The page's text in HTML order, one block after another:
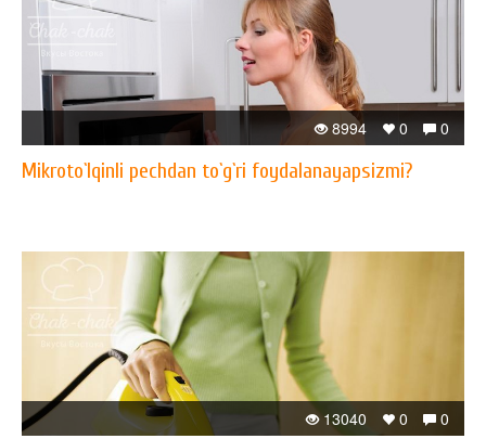
0
0
8994
Mikroto`lqinli pechdan to`g`ri foydalanayapsizmi?
0
0
13040